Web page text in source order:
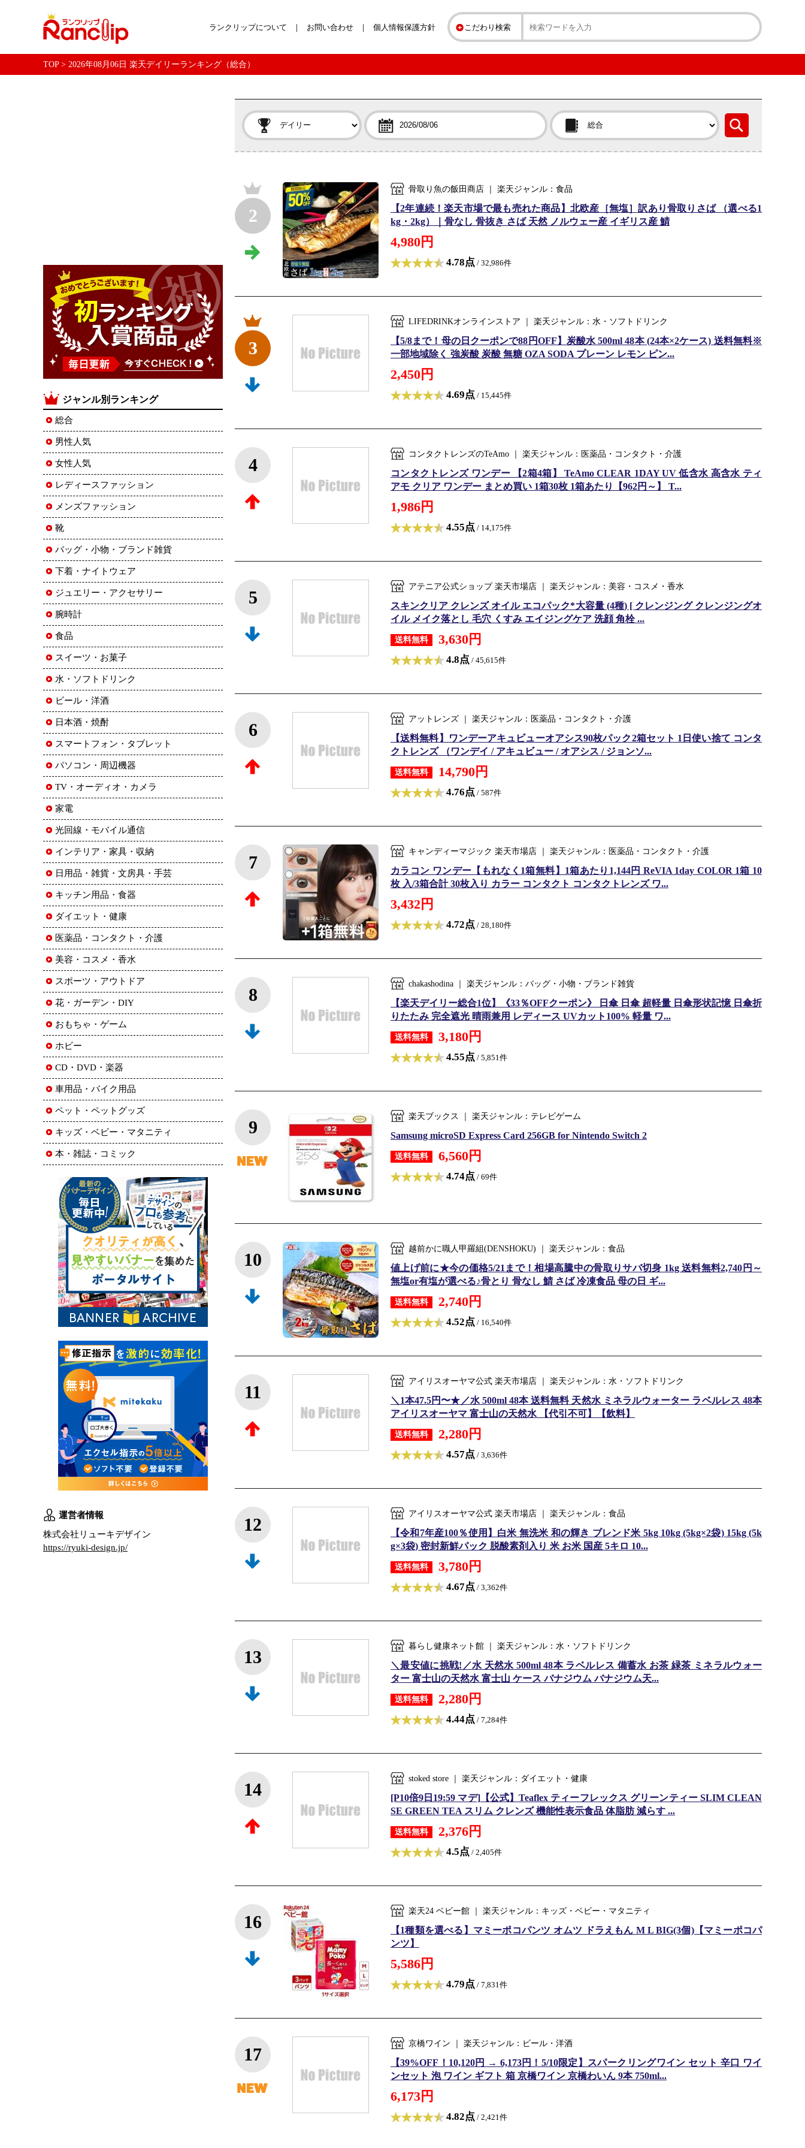
こだわり検索
ランクリップについて お問い合わせ 個人情報保護方針
TOP> 2026年08月06日 楽天デイリーランキング（総合）
2
骨取り魚の飯田商店 ｜ 楽天ジャンル：食品
【2年連続！楽天市場で最も売れた商品】北欧産［無塩］訳あり骨取りさば （選べる1
kg・2kg）｜骨なし 骨抜き さば 天然 ノルウェー産 イギリス産 鯖
4,980円
4.78点 / 32,986件
3
LIFEDRINKオンラインストア ｜ 楽天ジャンル：水・ソフトドリンク
【5/8まで！母の日クーポンで88円OFF】炭酸水 500ml 48本 (24本×2ケース) 送料無料※
一部地域除く 強炭酸 炭酸 無糖 OZA SODA プレーン レモン ピン...
2,450円
4.69点 / 15,445件
4
コンタクトレンズのTeAmo ｜ 楽天ジャンル：医薬品・コンタクト・介護
コンタクトレンズ ワンデー 【2箱4箱】 TeAmo CLEAR 1DAY UV 低含水 高含水 ティ
アモ クリア ワンデー まとめ買い 1箱30枚 1箱あたり【962円～】 T...
1,986円
4.55点 / 14,175件
5
アテニア公式ショップ 楽天市場店 ｜ 楽天ジャンル：美容・コスメ・香水
スキンクリア クレンズ オイル エコパック*大容量 (4種) [ クレンジング クレンジングオ
イル メイク落とし 毛穴 くすみ エイジングケア 洗顔 角栓 ...
送料無料 3,630円
4.8点 / 45,615件
6
アットレンズ ｜ 楽天ジャンル：医薬品・コンタクト・介護
【送料無料】ワンデーアキュビューオアシス90枚パック2箱セット 1日使い捨て コンタ
クトレンズ （ワンデイ / アキュビュー / オアシス / ジョンソ...
送料無料 14,790円
4.76点 / 587件
7
キャンディーマジック 楽天市場店 ｜ 楽天ジャンル：医薬品・コンタクト・介護
カラコン ワンデー【もれなく1箱無料】1箱あたり1,144円 ReVIA 1day COLOR 1箱 10
枚 入/3箱合計 30枚入り カラー コンタクト コンタクトレンズ ワ...
3,432円
4.72点 / 28,180件
8
chakashodina ｜ 楽天ジャンル：バッグ・小物・ブランド雑貨
【楽天デイリー総合1位】《33％OFFクーポン》 日傘 日傘 超軽量 日傘形状記憶 日傘折
りたたみ 完全遮光 晴雨兼用 レディース UVカット100% 軽量 ワ...
送料無料 3,180円
4.55点 / 5,851件
9
楽天ブックス ｜ 楽天ジャンル：テレビゲーム
Samsung microSD Express Card 256GB for Nintendo Switch 2
送料無料 6,560円
4.74点 / 69件
10
越前かに職人甲羅組(DENSHOKU) ｜ 楽天ジャンル：食品
値上げ前に★今の価格5/21まで！相場高騰中の骨取りサバ切身 1kg 送料無料2,740円～
無塩or有塩が選べる♪骨とり 骨なし 鯖 さば 冷凍食品 母の日 ギ...
送料無料 2,740円
4.52点 / 16,540件
11
アイリスオーヤマ公式 楽天市場店 ｜ 楽天ジャンル：水・ソフトドリンク
＼1本47.5円〜★／水 500ml 48本 送料無料 天然水 ミネラルウォーター ラベルレス 48本
アイリスオーヤマ 富士山の天然水 【代引不可】【飲料】
送料無料 2,280円
4.57点 / 3,636件
12
アイリスオーヤマ公式 楽天市場店 ｜ 楽天ジャンル：食品
【令和7年産100％使用】白米 無洗米 和の輝き ブレンド米 5kg 10kg (5kg×2袋) 15kg (5k
g×3袋) 密封新鮮パック 脱酸素剤入り 米 お米 国産 5キロ 10...
送料無料 3,780円
4.67点 / 3,362件
13
暮らし健康ネット館 ｜ 楽天ジャンル：水・ソフトドリンク
＼最安値に挑戦!／水 天然水 500ml 48本 ラベルレス 備蓄水 お茶 緑茶 ミネラルウォー
ター 富士山の天然水 富士山 ケース バナジウム バナジウム天...
送料無料 2,280円
4.44点 / 7,284件
14
stoked store ｜ 楽天ジャンル：ダイエット・健康
[P10倍9日19:59 マデ]【公式】Teaflex ティーフレックス グリーンティー SLIM CLEAN
SE GREEN TEA スリム クレンズ 機能性表示食品 体脂肪 減らす ...
送料無料 2,376円
4.5点 / 2,405件
16
楽天24 ベビー館 ｜ 楽天ジャンル：キッズ・ベビー・マタニティ
【1種類を選べる】マミーポコパンツ オムツ ドラえもん M L BIG(3個)【マミーポコパ
ンツ】
5,586円
4.79点 / 7,831件
17
京橋ワイン ｜ 楽天ジャンル：ビール・洋酒
【39%OFF！10,120円 → 6,173円！5/10限定】スパークリングワイン セット 辛口 ワイ
ンセット 泡 ワイン ギフト 箱 京橋ワイン 京橋わいん 9本 750ml...
6,173円
4.82点 / 2,421件
ジャンル別ランキング
総合
男性人気
女性人気
レディースファッション
メンズファッション
靴
バッグ・小物・ブランド雑貨
下着・ナイトウェア
ジュエリー・アクセサリー
腕時計
食品
スイーツ・お菓子
水・ソフトドリンク
ビール・洋酒
日本酒・焼酎
スマートフォン・タブレット
パソコン・周辺機器
TV・オーディオ・カメラ
家電
光回線・モバイル通信
インテリア・家具・収納
日用品・雑貨・文房具・手芸
キッチン用品・食器
ダイエット・健康
医薬品・コンタクト・介護
美容・コスメ・香水
スポーツ・アウトドア
花・ガーデン・DIY
おもちゃ・ゲーム
ホビー
CD・DVD・楽器
車用品・バイク用品
ペット・ペットグッズ
キッズ・ベビー・マタニティ
本・雑誌・コミック
運営者情報
株式会社リューキデザイン
https://ryuki-design.jp/